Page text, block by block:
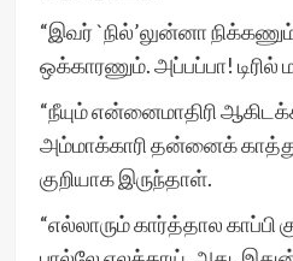
“இவர் `நில்’லுன்னா
ஒக்காரணும். அப்பப்பா!
“நீயும் என்னைமாதிரி
அம்மாக்காரி தன்னைக்
குறியாக இருந்தாள்.
“எல்லாரும் கார்த்தால காப்பி